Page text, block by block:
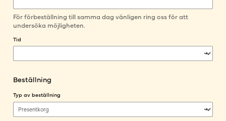
För förbeställning till samma dag vänligen ring oss för att
undersöka möjligheten.
Tid
Beställning
Typ av beställning